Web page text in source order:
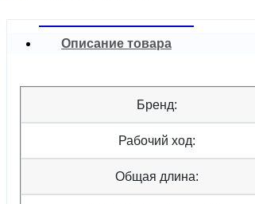
Описание товара
Бренд:
Рабочий ход:
Общая длина: